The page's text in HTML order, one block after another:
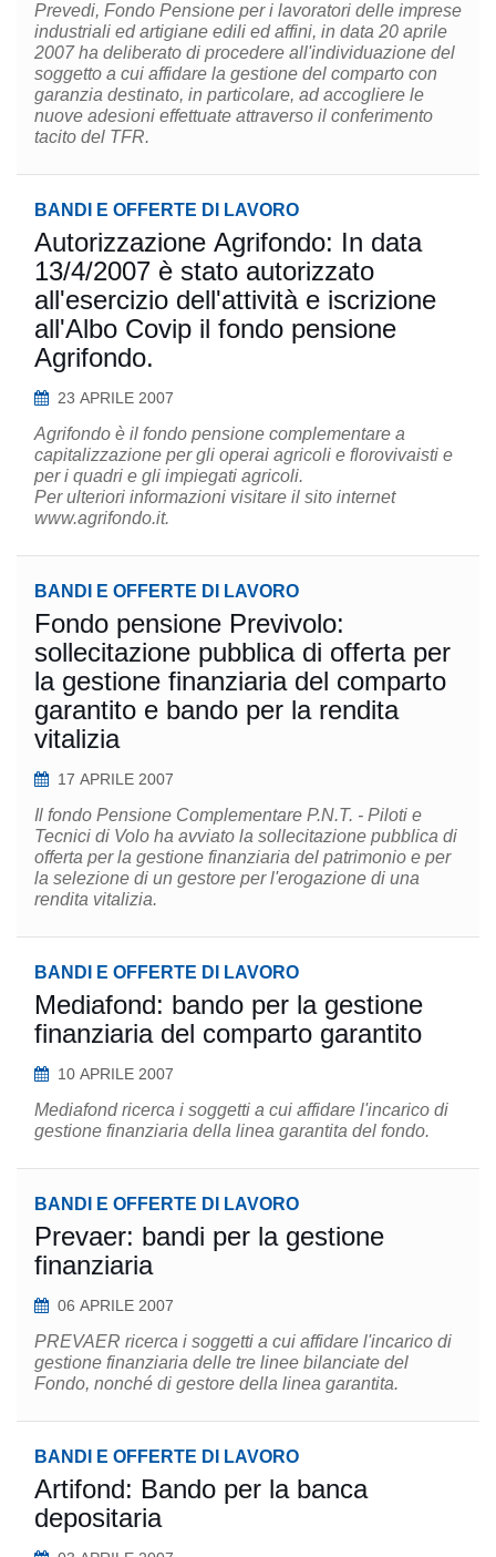
Prevedi, Fondo Pensione per i lavoratori delle imprese
industriali ed artigiane edili ed affini, in data 20 aprile
2007 ha deliberato di procedere all'individuazione del
soggetto a cui affidare la gestione del comparto con
garanzia destinato, in particolare, ad accogliere le
nuove adesioni effettuate attraverso il conferimento
tacito del TFR.
BANDI E OFFERTE DI LAVORO
Autorizzazione Agrifondo: In data
13/4/2007 è stato autorizzato
all'esercizio dell'attività e iscrizione
all'Albo Covip il fondo pensione
Agrifondo.
23 APRILE 2007
Agrifondo è il fondo pensione complementare a
capitalizzazione per gli operai agricoli e florovivaisti e
per i quadri e gli impiegati agricoli.
Per ulteriori informazioni visitare il sito internet
www.agrifondo.it.
BANDI E OFFERTE DI LAVORO
Fondo pensione Previvolo:
sollecitazione pubblica di offerta per
la gestione finanziaria del comparto
garantito e bando per la rendita
vitalizia
17 APRILE 2007
Il fondo Pensione Complementare P.N.T. - Piloti e
Tecnici di Volo ha avviato la sollecitazione pubblica di
offerta per la gestione finanziaria del patrimonio e per
la selezione di un gestore per l'erogazione di una
rendita vitalizia.
BANDI E OFFERTE DI LAVORO
Mediafond: bando per la gestione
finanziaria del comparto garantito
10 APRILE 2007
Mediafond ricerca i soggetti a cui affidare l'incarico di
gestione finanziaria della linea garantita del fondo.
BANDI E OFFERTE DI LAVORO
Prevaer: bandi per la gestione
finanziaria
06 APRILE 2007
PREVAER ricerca i soggetti a cui affidare l'incarico di
gestione finanziaria delle tre linee bilanciate del
Fondo, nonché di gestore della linea garantita.
BANDI E OFFERTE DI LAVORO
Artifond: Bando per la banca
depositaria